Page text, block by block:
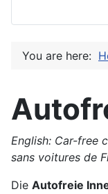
You are here:
English: Car-free
sans voitures de
Die Autofreie